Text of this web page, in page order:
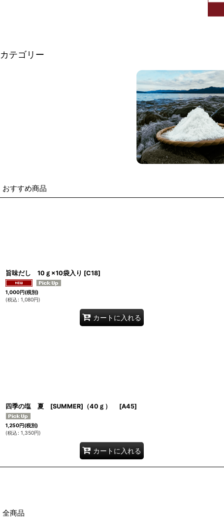
カテゴリー
おすすめ商品
旨味だし 10ｇ×10袋入り [ C18 ]
1,000円(税別)
(税込: 1,080円
カートに入れる
四季の塩 夏 [SUMMER]（40ｇ） [ A45]
1,250円(税別)
(税込: 1,350円
カートに入れる
全商品